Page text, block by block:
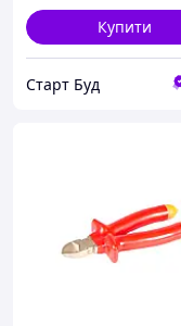
Купити
Старт Буд